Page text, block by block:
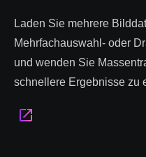
Laden Sie mehrere
Mehrfachauswahl- oder
und wenden Sie
schnellere Ergebnisse zu